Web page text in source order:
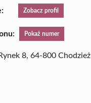
Zobacz profil
Pokaż numer
Rynek 8, 64-800 Chodzież